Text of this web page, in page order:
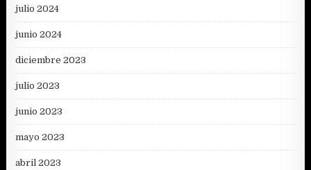
julio 2024
junio 2024
diciembre 2023
julio 2023
junio 2023
mayo 2023
abril 2023